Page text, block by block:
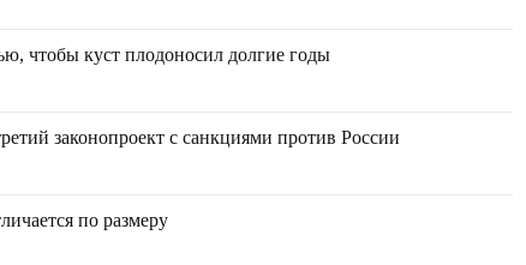
чтобы куст плодоносил долгие годы
законопроект с санкциями против России
по размеру